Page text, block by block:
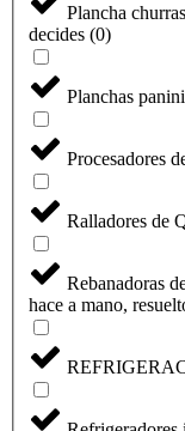
Plancha
decides (0)
Planchas
Procesadores
Ralladores de
Rebanadoras
hace a mano,
¿Cómo calificarías
Seleccione
una
opción
de
1
a
5
No fue buena